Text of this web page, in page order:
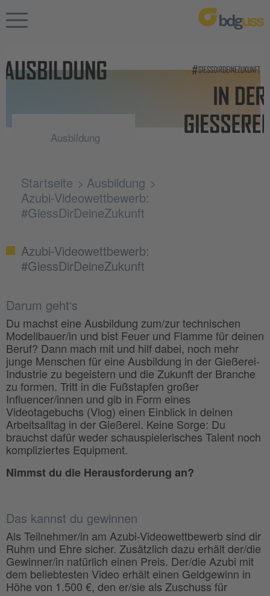
Ausbildung
Startseite
Ausbildung
Azubi-Videowettbewerb:
#GiessDirDeineZukunft
Azubi-Videowettbewerb:
#GiessDirDeineZukunft
Darum geht‘s
Du machst eine Ausbildung zum/zur technischen
Modellbauer/in und bist Feuer und Flamme für deinen
Beruf? Dann mach mit und hilf dabei, noch mehr
junge Menschen für eine Ausbildung in der Gießerei-
Industrie zu begeistern und die Zukunft der Branche
zu formen. Tritt in die Fußstapfen großer
Influencer/innen und gib in Form eines
Videotagebuchs (Vlog) einen Einblick in deinen
Arbeitsalltag in der Gießerei. Keine Sorge: Du
brauchst dafür weder schauspielerisches Talent noch
kompliziertes Equipment.
Nimmst du die Herausforderung an?
Das kannst du gewinnen
Als Teilnehmer/in am Azubi-Videowettbewerb sind dir
Ruhm und Ehre sicher. Zusätzlich dazu erhält der/die
Gewinner/in natürlich einen Preis. Der/die Azubi mit
dem beliebtesten Video erhält einen Geldgewinn in
Höhe von 1.500 €, den er/sie als Zuschuss für